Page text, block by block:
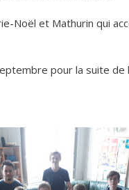
Noël et Mathurin qui
pour la suite de